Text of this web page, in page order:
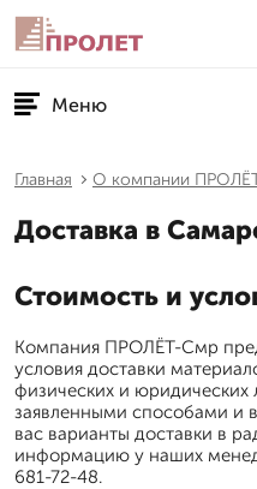
Меню
Главная О компании
Доставка в
Стоимость и
Компания ПРОЛЁТ-Смр
условия доставки
физических и
заявленными способами и
вас варианты доставки в
информацию у наших
681-72-48.